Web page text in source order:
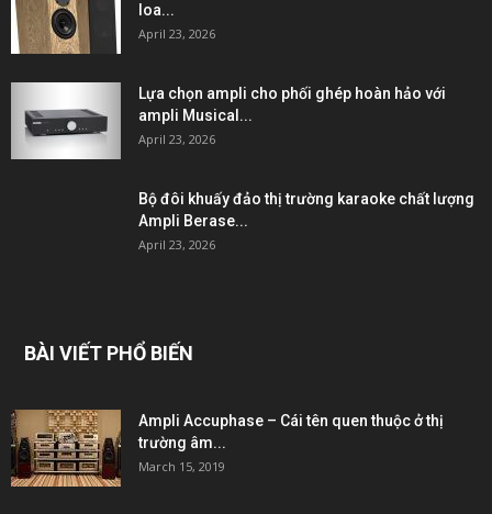
loa...
April 23, 2026
Lựa chọn ampli cho phối ghép hoàn hảo với
ampli Musical...
April 23, 2026
Bộ đôi khuấy đảo thị trường karaoke chất lượng
Ampli Berase...
April 23, 2026
BÀI VIẾT PHỔ BIẾN
Ampli Accuphase – Cái tên quen thuộc ở thị
trường âm...
March 15, 2019